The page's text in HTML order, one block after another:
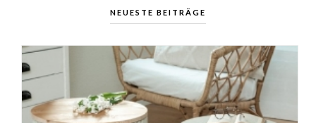
NEUESTE BEITRÄGE